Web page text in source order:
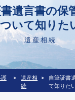
遺言書の保
ついて知りた
遺産相続
遺産相
続
自筆証書
て知りた